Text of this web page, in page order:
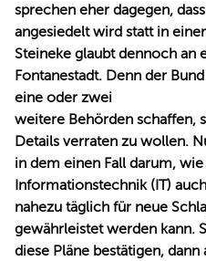
sprechen eher dagegen,
angesiedelt wird statt in
Steineke glaubt dennoch an
Fontanestadt. Denn der
eine oder zwei
weitere Behörden schaffen,
Details verraten zu wollen.
in dem einen Fall darum,
Informationstechnik (IT)
nahezu täglich für neue
gewährleistet werden kann.
diese Pläne bestätigen,